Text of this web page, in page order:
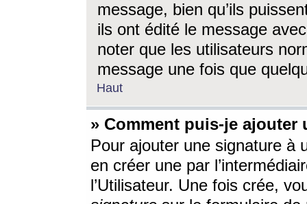
message, bien qu’ils
ils ont édité le message
noter que les utilisateurs
message une fois que
Haut
» Comment puis-je ajouter
Pour ajouter une signature à
en créer une par
l’Utilisateur. Une fois crée,